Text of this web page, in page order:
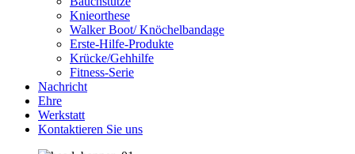
Knieorthese
Walker Boot/ Knöchelbandage
Erste-Hilfe-Produkte
Krücke/Gehhilfe
Fitness-Serie
Nachricht
Ehre
Werkstatt
Kontaktieren Sie uns